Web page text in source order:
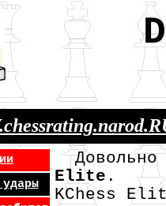
Довольно
Elite .
KChess